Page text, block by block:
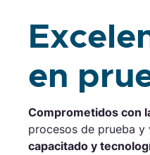
en
Comprometidos con
procesos de prueba
capacitado y